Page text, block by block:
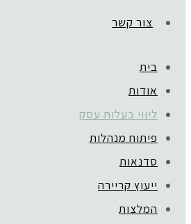
צור קשר
בית
אודות
ליווי בעלות עסק
פיתוח מנהלות
סדנאות
ייעוץ קריירה
המלצות
תוכנית הליוויGOLDEN WAY
העסקית גלית שול.